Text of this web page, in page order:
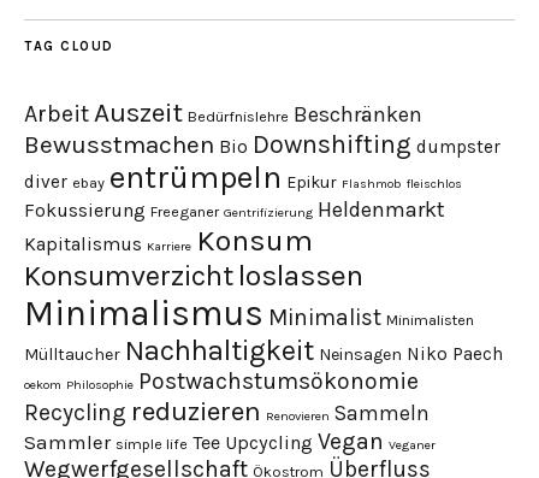
TAG CLOUD
ArbeitAuszeit Bedürfnislehre Beschränken
Bewusstmachen Bio Downshifting dumpster
diver ebay entrümpeln Epikur Flashmob fleischlos
Fokussierung Freeganer Gentrifizierung Heldenmarkt
Kapitalismus Karriere Konsum
Konsumverzicht loslassen
Minimalismus Minimalist Minimalisten
Mülltaucher Nachhaltigkeit Neinsagen Niko Paech
oekom Philosophie Postwachstumsökonomie
Recycling reduzieren Renovieren Sammeln
Sammler simple life Tee Upcycling Vegan Veganer
Wegwerfgesellschaft Ökostrom Überfluss